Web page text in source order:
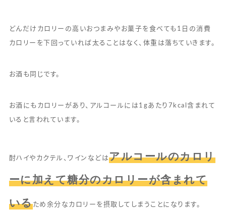
どんだけカロリーの高いおつまみやお菓子を食べても1日の消費
カロリーを下回っていれば太ることはなく、体重は落ちていきます。
お酒も同じです。
お酒にもカロリーがあり、アルコールには1gあたり7kcal含まれて
いると言われています。
酎ハイやカクテル、ワインなどはアルコールのカロリ
ーに加えて糖分のカロリーが含まれて
いるため余分なカロリーを摂取してしまうことになります。